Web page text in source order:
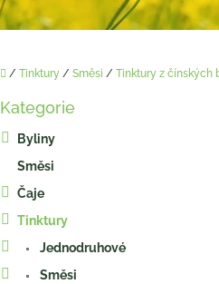
Domů
/ Tinktury / Směsi / Tinktury z čínských
Přeskočit
Kategorie
Byliny
Směsi
Čaje
Tinktury
Jednodruhové
Směsi